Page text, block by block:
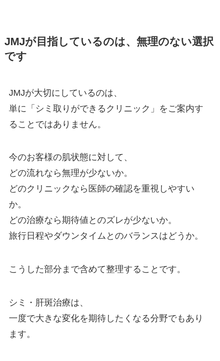
JMJが目指しているのは、無理のない選択
です
JMJが大切にしているのは、
単に「シミ取りができるクリニック」をご案内す
ることではありません。
今のお客様の肌状態に対して、
どの流れなら無理が少ないか。
どのクリニックなら医師の確認を重視しやすい
か。
どの治療なら期待値とのズレが少ないか。
旅行日程やダウンタイムとのバランスはどうか。
こうした部分まで含めて整理することです。
シミ・肝斑治療は、
一度で大きな変化を期待したくなる分野でもあり
ます。